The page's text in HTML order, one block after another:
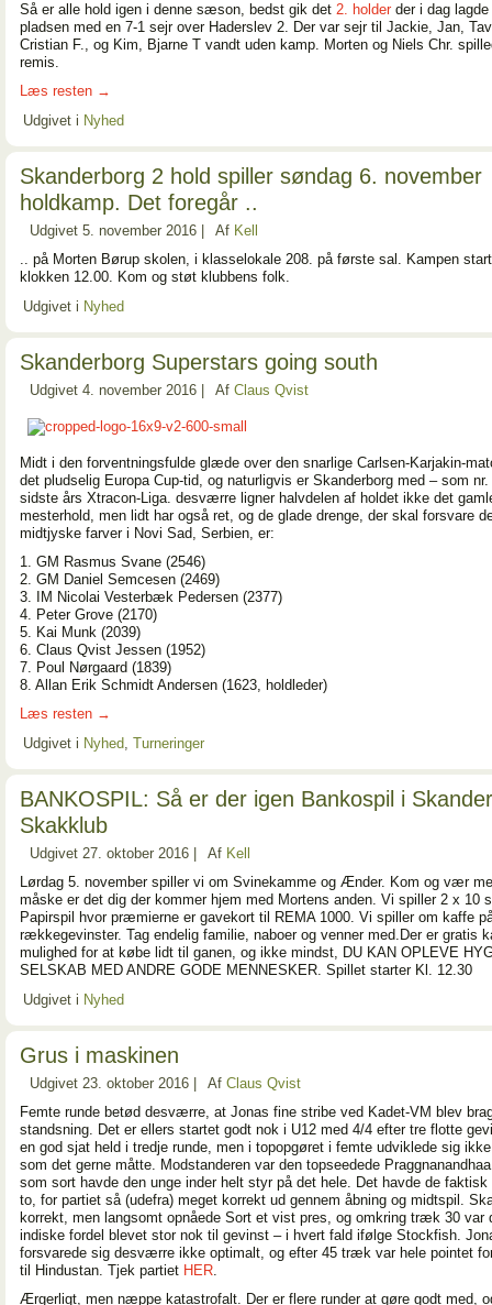
Så er alle hold igen i denne sæson, bedst gik det 2. holder der i dag
pladsen med en 7-1 sejr over Haderslev 2. Der var sejr til Jackie, Jan,
Cristian F., og Kim, Bjarne T vandt uden kamp. Morten og Niels Chr.
remis.
Læs resten →
Udgivet i Nyhed
Skanderborg 2 hold spiller søndag 6. november
holdkamp. Det foregår ..
Udgivet 5. november 2016 Af Kell
.. på Morten Børup skolen, i klasselokale 208. på første sal. Kampen
klokken 12.00. Kom og støt klubbens folk.
Udgivet i Nyhed
Skanderborg Superstars going south
Udgivet 4. november 2016 Af Claus Qvist
Midt i den forventningsfulde glæde over den snarlige Carlsen-Karjakin-
det pludselig Europa Cup-tid, og naturligvis er Skanderborg med – som
sidste års Xtracon-Liga. desværre ligner halvdelen af holdet ikke det
mesterhold, men lidt har også ret, og de glade drenge, der skal forsvare
midtjyske farver i Novi Sad, Serbien, er:
1. GM Rasmus Svane (2546)
2. GM Daniel Semcesen (2469)
3. IM Nicolai Vesterbæk Pedersen (2377)
4. Peter Grove (2170)
5. Kai Munk (2039)
6. Claus Qvist Jessen (1952)
7. Poul Nørgaard (1839)
8. Allan Erik Schmidt Andersen (1623, holdleder)
Læs resten →
Udgivet i Nyhed, Turneringer
BANKOSPIL: Så er der igen Bankospil i
Skakklub
Udgivet 27. oktober 2016 Af Kell
Lørdag 5. november spiller vi om Svinekamme og Ænder. Kom og vær
måske er det dig der kommer hjem med Mortens anden. Vi spiller 2 x 10
Papirspil hvor præmierne er gavekort til REMA 1000. Vi spiller om kaffe
rækkegevinster. Tag endelig familie, naboer og venner med.Der er gratis
mulighed for at købe lidt til ganen, og ikke mindst, DU KAN OPLEVE
SELSKAB MED ANDRE GODE MENNESKER. Spillet starter Kl. 12.30
Udgivet i Nyhed
Grus i maskinen
Udgivet 23. oktober 2016 Af Claus Qvist
Femte runde betød desværre, at Jonas fine stribe ved Kadet-VM blev
standsning. Det er ellers startet godt nok i U12 med 4/4 efter tre flotte
en god sjat held i tredje runde, men i topopgøret i femte udviklede sig
som det gerne måtte. Modstanderen var den topseedede
som sort havde den unge inder helt styr på det hele. Det havde de faktisk
to, for partiet så (udefra) meget korrekt ud gennem åbning og midtspil.
korrekt, men langsomt opnåede Sort et vist pres, og omkring træk 30 var
indiske fordel blevet stor nok til gevinst – i hvert fald ifølge Stockfish.
forsvarede sig desværre ikke optimalt, og efter 45 træk var hele pointet
til Hindustan. Tjek partiet HER.
Ærgerligt, men næppe katastrofalt. Der er flere runder at gøre godt med,